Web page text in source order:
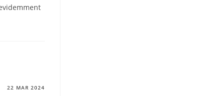
22 MAR 2024